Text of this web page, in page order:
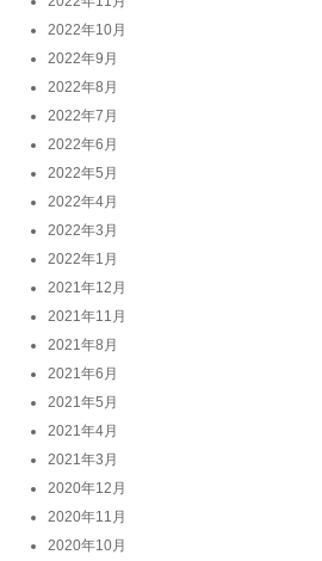
2022年10月
2022年9月
2022年8月
2022年7月
2022年6月
2022年5月
2022年4月
2022年3月
2022年1月
2021年12月
2021年11月
2021年8月
2021年6月
2021年5月
2021年4月
2021年3月
2020年12月
2020年11月
2020年10月